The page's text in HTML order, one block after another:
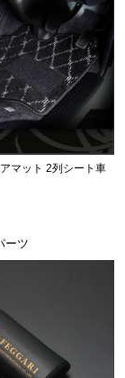
マット 2列シート車
ーツ